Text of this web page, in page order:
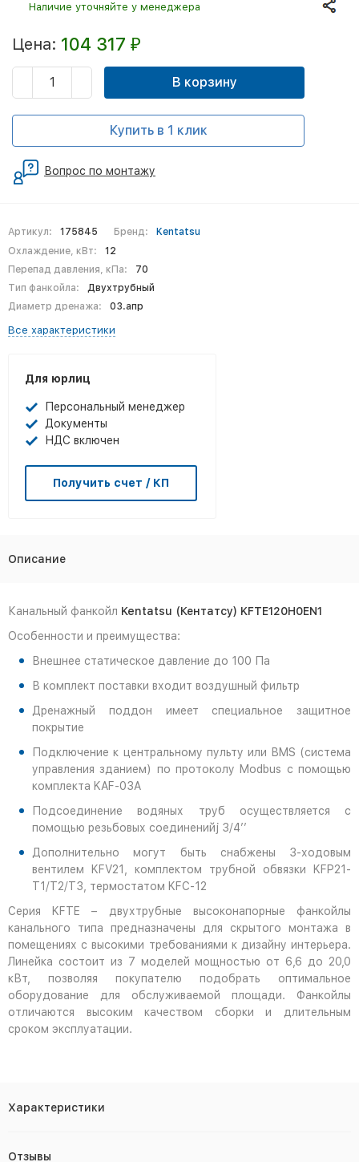
Артикул: 175845 Бренд:
Kentatsu
Охлаждение, кВт:
12
Перепад давления, кПа:
70
Тип фанкойла:
Двухтрубный
Диаметр дренажа:
03.апр
Все характеристики
Для юрлиц
Персональный менеджер
Документы
НДС включен
Получить счет / КП
Наличие уточняйте у менеджера
Цена: 104 317 ₽
В корзину
Купить в 1 клик
Вопрос по монтажу
Описание
Канальный фанкойл Kentatsu (Кентатсу) KFTE120H0EN1
Особенности и преимущества:
Внешнее статическое давление до 100 Па
В комплект поставки входит воздушный фильтр
Дренажный поддон имеет специальное защитное
покрытие
Подключение к центральному пульту или BMS (система
управления зданием) по протоколу Modbus с помощью
комплекта KAF-03A
Подсоединение водяных труб осуществляется с
помощью резьбовых соединенийj 3/4’’
Дополнительно могут быть снабжены 3-ходовым
вентилем KFV21, комплектом трубной обвязки KFP21-
Т1/T2/T3, термостатом KFC-12
Серия KFTE – двухтрубные высоконапорные фанкойлы
канального типа предназначены для скрытого монтажа в
помещениях с высокими требованиями к дизайну интерьера.
Линейка состоит из 7 моделей мощностью от 6,6 до 20,0
кВт, позволяя покупателю подобрать оптимальное
оборудование для обслуживаемой площади. Фанкойлы
отличаются высоким качеством сборки и длительным
сроком эксплуатации.
Характеристики
Отзывы